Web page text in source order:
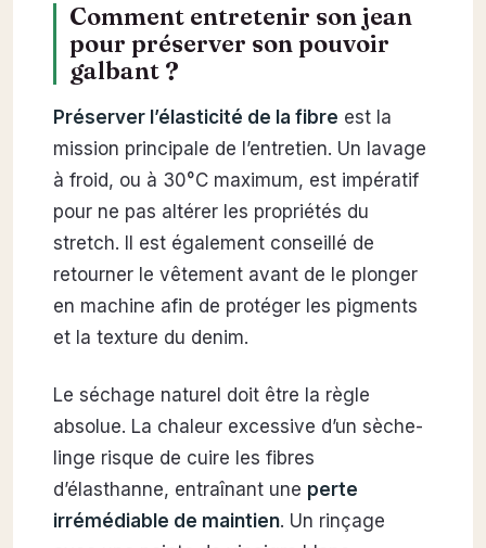
Comment entretenir son jean
pour préserver son pouvoir
galbant ?
Préserver l’élasticité de la fibre est la
mission principale de l’entretien. Un lavage
à froid, ou à 30°C maximum, est impératif
pour ne pas altérer les propriétés du
stretch. Il est également conseillé de
retourner le vêtement avant de le plonger
en machine afin de protéger les pigments
et la texture du denim.
Le séchage naturel doit être la règle
absolue. La chaleur excessive d’un sèche-
linge risque de cuire les fibres
d’élasthanne, entraînant une perte
irrémédiable de maintien. Un rinçage